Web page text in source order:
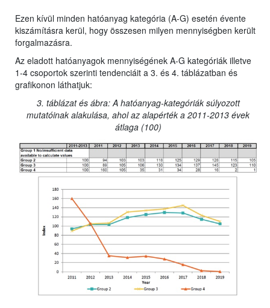
Ezen kívül minden hatóanyag kategória (A-G) esetén évente
kiszámításra kerül, hogy összesen milyen mennyiségben került
forgalmazásra.
Az eladott hatóanyagok mennyiségének A-G kategóriák illetve
1-4 csoportok szerinti tendenciáit a 3. és 4. táblázatban és
grafikonon láthatjuk:
3. táblázat és ábra: A hatóanyag-kategóriák súlyozott
mutatóinak alakulása, ahol az alapérték a 2011-2013 évek
átlaga (100)